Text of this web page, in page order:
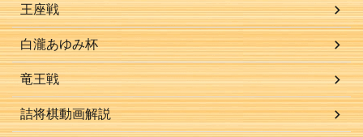
王座戦
白瀧あゆみ杯
竜王戦
詰将棋動画解説